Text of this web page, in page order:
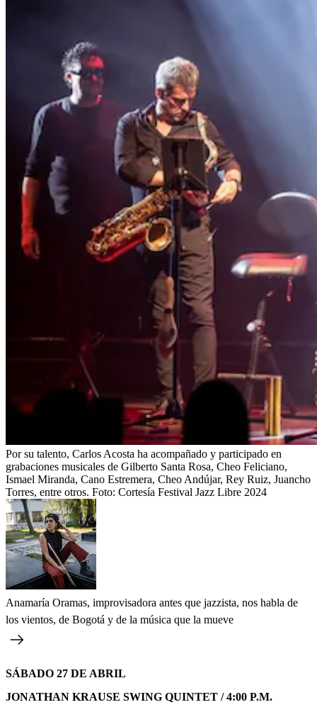
Por su talento, Carlos Acosta ha acompañado y participado en
grabaciones musicales de Gilberto Santa Rosa, Cheo Feliciano,
Ismael Miranda, Cano Estremera, Cheo Andújar, Rey Ruiz, Juancho
Torres, entre otros. Foto: Cortesía Festival Jazz Libre 2024
Anamaría Oramas, improvisadora antes que jazzista, nos habla de
los vientos, de Bogotá y de la música que la mueve
SÁBADO 27 DE ABRIL
JONATHAN KRAUSE SWING QUINTET / 4:00 P.M.